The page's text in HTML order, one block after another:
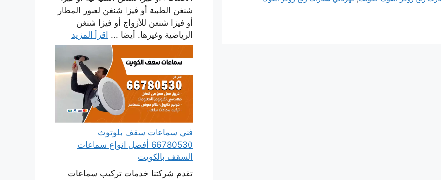
شنغن الطبية أو فيزا شنغن لعبور المطار
أو فيزا شنغن للأزواج أو فيزا شنغن
الرياضية وغيرها. أيضا ... اقرأ المزيد
فني سماعات سقف بلوتوث
66780530 أفضل انواع سماعات
السقف بالكويت
تقدم شركتنا خدمات تركيب سماعات